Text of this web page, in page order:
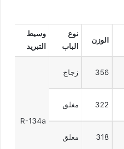
الوزن
نوع
الباب
وسيط
التبريد
356 زجاج
R-134a
322 مغلق
318 مغلق